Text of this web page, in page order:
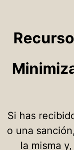
Si has
o una
la misma